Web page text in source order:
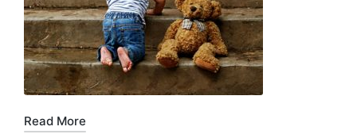
Read More